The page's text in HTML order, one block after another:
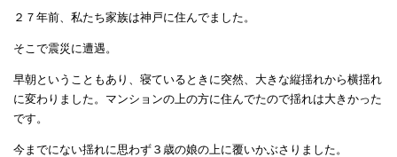
２７年前、私たち家族は神戸に住んでました。
そこで震災に遭遇。
早朝ということもあり、寝ているときに突然、大きな縦揺れから横揺れ
に変わりました。マンションの上の方に住んでたので揺れは大きかった
です。
今までにない揺れに思わず３歳の娘の上に覆いかぶさりました。